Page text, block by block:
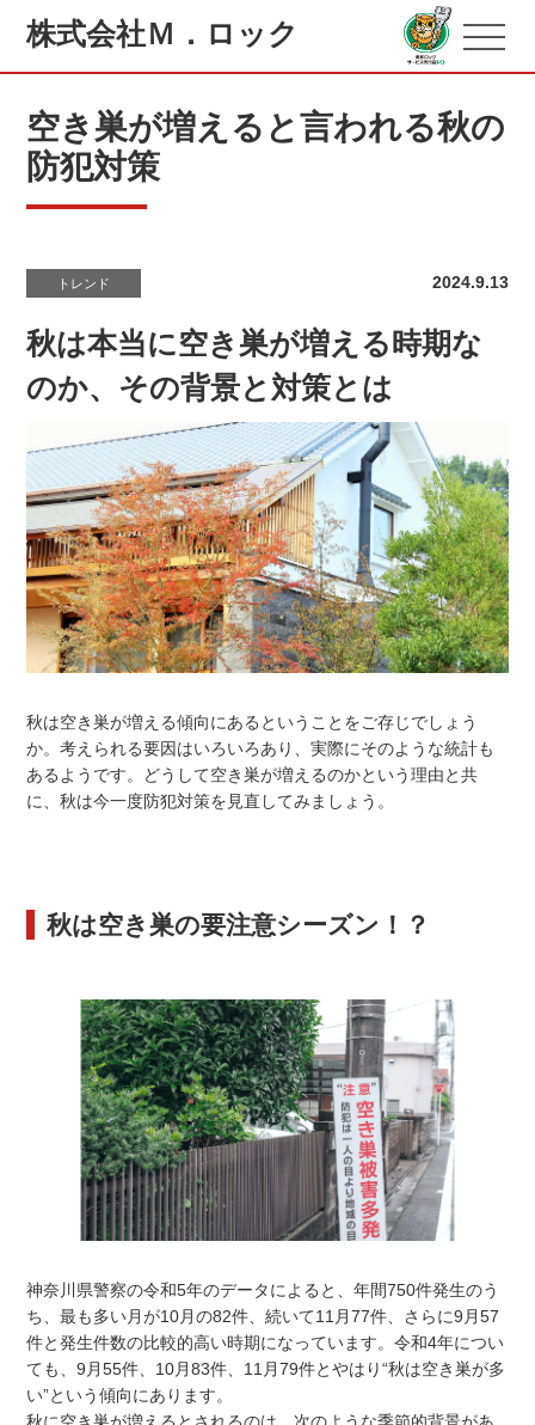
株式会社Ｍ．ロック
空き巣が増えると言われる秋の
防犯対策
トレンド 2024.9.13
秋は本当に空き巣が増える時期な
のか、その背景と対策とは
秋は空き巣が増える傾向にあるということをご存じでしょう
か。考えられる要因はいろいろあり、実際にそのような統計も
あるようです。どうして空き巣が増えるのかという理由と共
に、秋は今一度防犯対策を見直してみましょう。
秋は空き巣の要注意シーズン！？
神奈川県警察の令和5年のデータによると、年間750件発生のう
ち、最も多い月が10月の82件、続いて11月77件、さらに9月57
件と発生件数の比較的高い時期になっています。令和4年につい
ても、9月55件、10月83件、11月79件とやはり“秋は空き巣が多
い”という傾向にあります。